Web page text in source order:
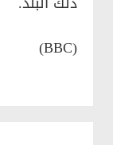
(BBC)